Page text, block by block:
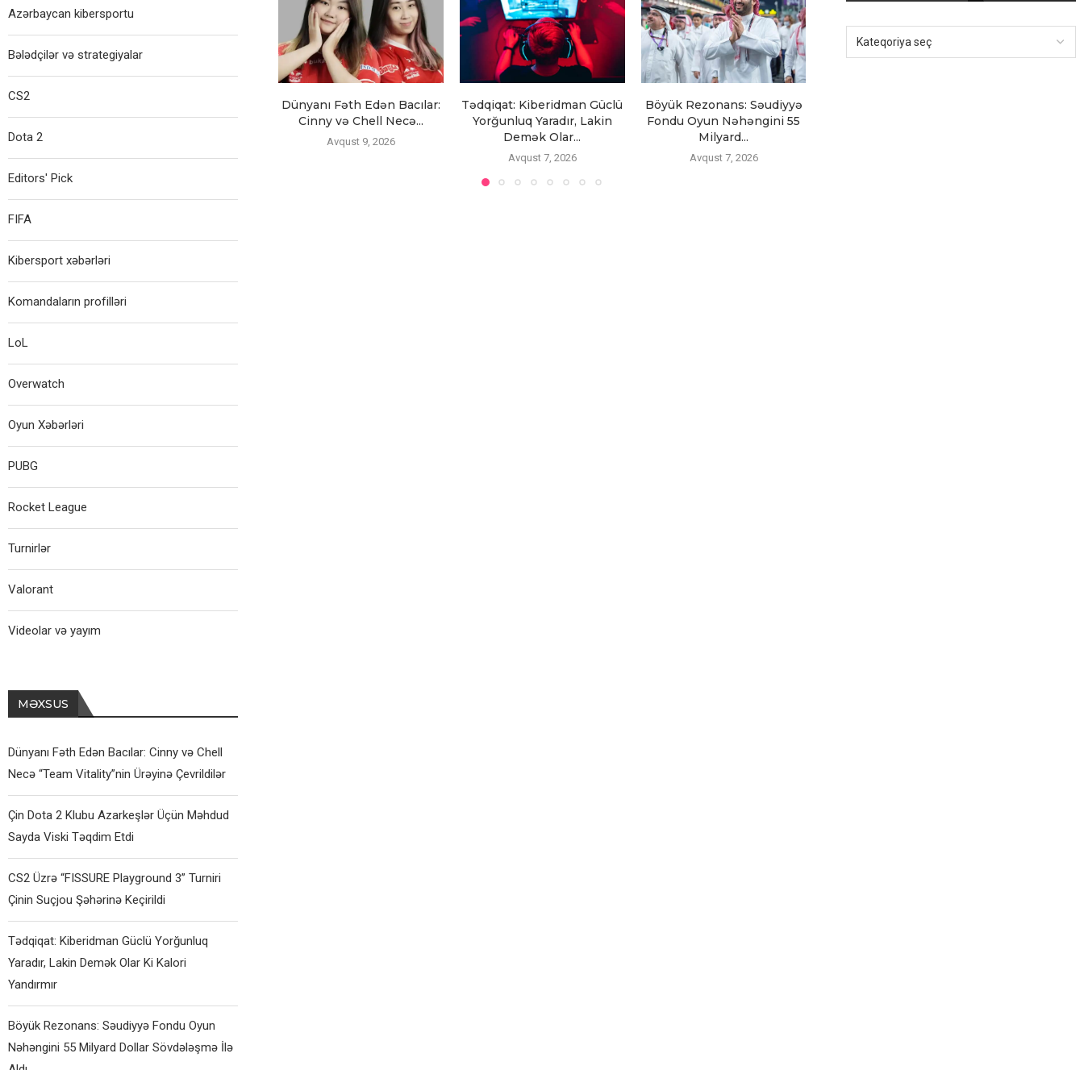
Dünyanı Fəth Edən Bacılar:
Cinny və Chell Necə...
Avqust 9, 2026
Tədqiqat: Kiberidman Güclü
Yorğunluq Yaradır, Lakin
Demək Olar...
Avqust 7, 2026
Böyük Rezonans: Səudiyyə
Fondu Oyun Nəhəngini 55
Milyard...
Avqust 7, 2026
Azərbaycan kibersportu
Bələdçilər və strategiyalar
CS2
Dota 2
Editors' Pick
FIFA
Kibersport xəbərləri
Komandaların profilləri
LoL
Overwatch
Oyun Xəbərləri
PUBG
Rocket League
Turnirlər
Valorant
Videolar və yayım
MƏXSUS
Dünyanı Fəth Edən Bacılar: Cinny və Chell
Necə “Team Vitality”nin Ürəyinə Çevrildilər
Çin Dota 2 Klubu Azarkeşlər Üçün Məhdud
Sayda Viski Təqdim Etdi
CS2 Üzrə “FISSURE Playground 3” Turniri
Çinin Suçjou Şəhərinə Keçirildi
Tədqiqat: Kiberidman Güclü Yorğunluq
Yaradır, Lakin Demək Olar Ki Kalori
Yandırmır
Böyük Rezonans: Səudiyyə Fondu Oyun
Nəhəngini 55 Milyard Dollar Sövdələşmə İlə